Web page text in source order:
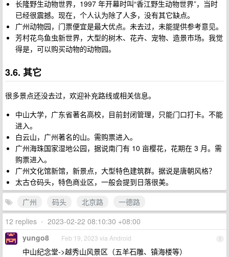
长隆野生动物世界，1997 年开幕时叫“香江野生动物世界”，当时
已经很震撼。现在，个人认为除了人多，没有其它缺点。
广州动物园，门票便宜是最大优点。未去过，未能提供参考意见。
芳村花鸟鱼虫新世界，大型的树木、花卉、宠物、造景市场。我觉
得是，可以购买动物的动物园。
3.6. 其它
很多景点还没去过，欢迎补充路线或相关信息。
中山大学，广东省著名高校，目前封闭管理，只能门口打卡。不能
进入。
白云山，广州著名的山。需购票进入。
广州海珠国家湿地公园，据说南门有 10 亩樱花，花期在 3 月。需
购票进入。
广州文化馆新馆，新景点，大型特色建筑群。据说是唐朝风格？
太古仓码头，特色商业区，一般会提到日落很美。
广州
码头 北京路
一德路
12 replies • 2023-02-22 08:10:30 +08:00
1
yungo8 Feb 19, 2023 via Android
中山纪念堂->越秀山风景区（五羊石雕、镇海楼等）